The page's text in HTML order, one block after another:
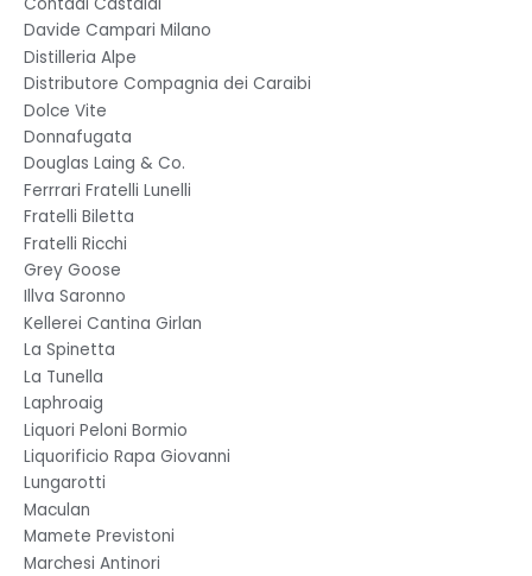
Davide Campari Milano
Distilleria Alpe
Distributore Compagnia dei Caraibi
Dolce Vite
Donnafugata
Douglas Laing & Co.
Ferrrari Fratelli Lunelli
Fratelli Biletta
Fratelli Ricchi
Grey Goose
Illva Saronno
Kellerei Cantina Girlan
La Spinetta
La Tunella
Laphroaig
Liquori Peloni Bormio
Liquorificio Rapa Giovanni
Lungarotti
Maculan
Mamete Previstoni
Marchesi Antinori